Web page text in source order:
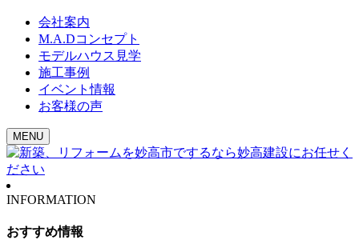
会社案内
M.A.Dコンセプト
モデルハウス見学
施工事例
イベント情報
お客様の声
MENU
INFORMATION
おすすめ情報